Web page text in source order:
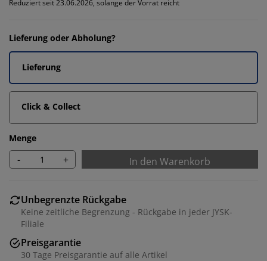
Reduziert seit 23.06.2026, solange der Vorrat reicht
Lieferung oder Abholung?
Lieferung
Click & Collect
Menge
- + In den Warenkorb
Unbegrenzte Rückgabe
Keine zeitliche Begrenzung - Rückgabe in jeder JYSK-
Filiale
Preisgarantie
30 Tage Preisgarantie auf alle Artikel